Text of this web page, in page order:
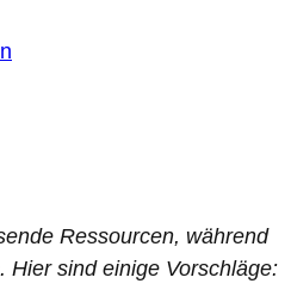
Ressourcen, während
Hier sind einige Vorschläge: